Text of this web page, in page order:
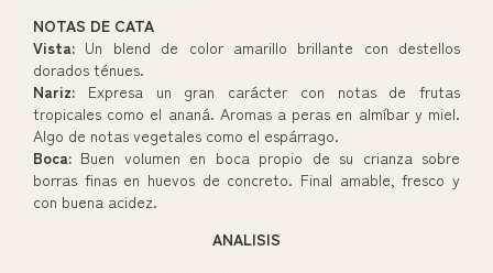
NOTAS DE CATA
Vista: Un blend de color amarillo brillante con destellos
dorados ténues.
Nariz: Expresa un gran carácter con notas de frutas
tropicales como el ananá. Aromas a peras en almíbar y miel.
Algo de notas vegetales como el espárrago.
Boca: Buen volumen en boca propio de su crianza sobre
borras finas en huevos de concreto. Final amable, fresco y
con buena acidez.
ANALISIS